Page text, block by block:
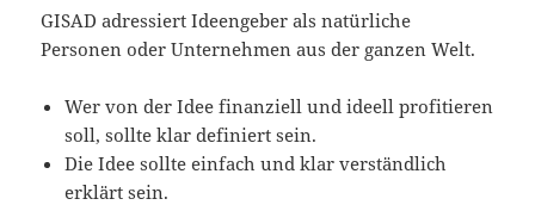
GISAD adressiert Ideengeber als natürliche
Personen oder Unternehmen aus der ganzen Welt.
Wer von der Idee finanziell und ideell profitieren
soll, sollte klar definiert sein.
Die Idee sollte einfach und klar verständlich
erklärt sein.